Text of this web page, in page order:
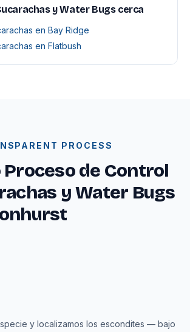
y Water Bugs cerca
en Bay Ridge
en Flatbush
PROCESS
de Control
y Water Bugs
y localizamos los escondites — bajo